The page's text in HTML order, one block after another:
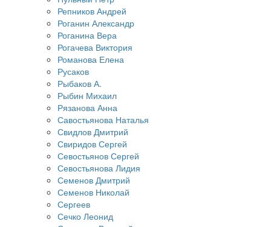
Репников Андрей
Роганин Александр
Роганина Вера
Рогачева Виктория
Романова Елена
Русаков
Рыбаков А.
Рыбин Михаил
Рязанова Анна
Савостьянова Наталья
Свидлов Дмитрий
Свиридов Сергей
Севостьянов Сергей
Севостьянова Лидия
Семенов Дмитрий
Семенов Николай
Сергеев
Сечко Леонид